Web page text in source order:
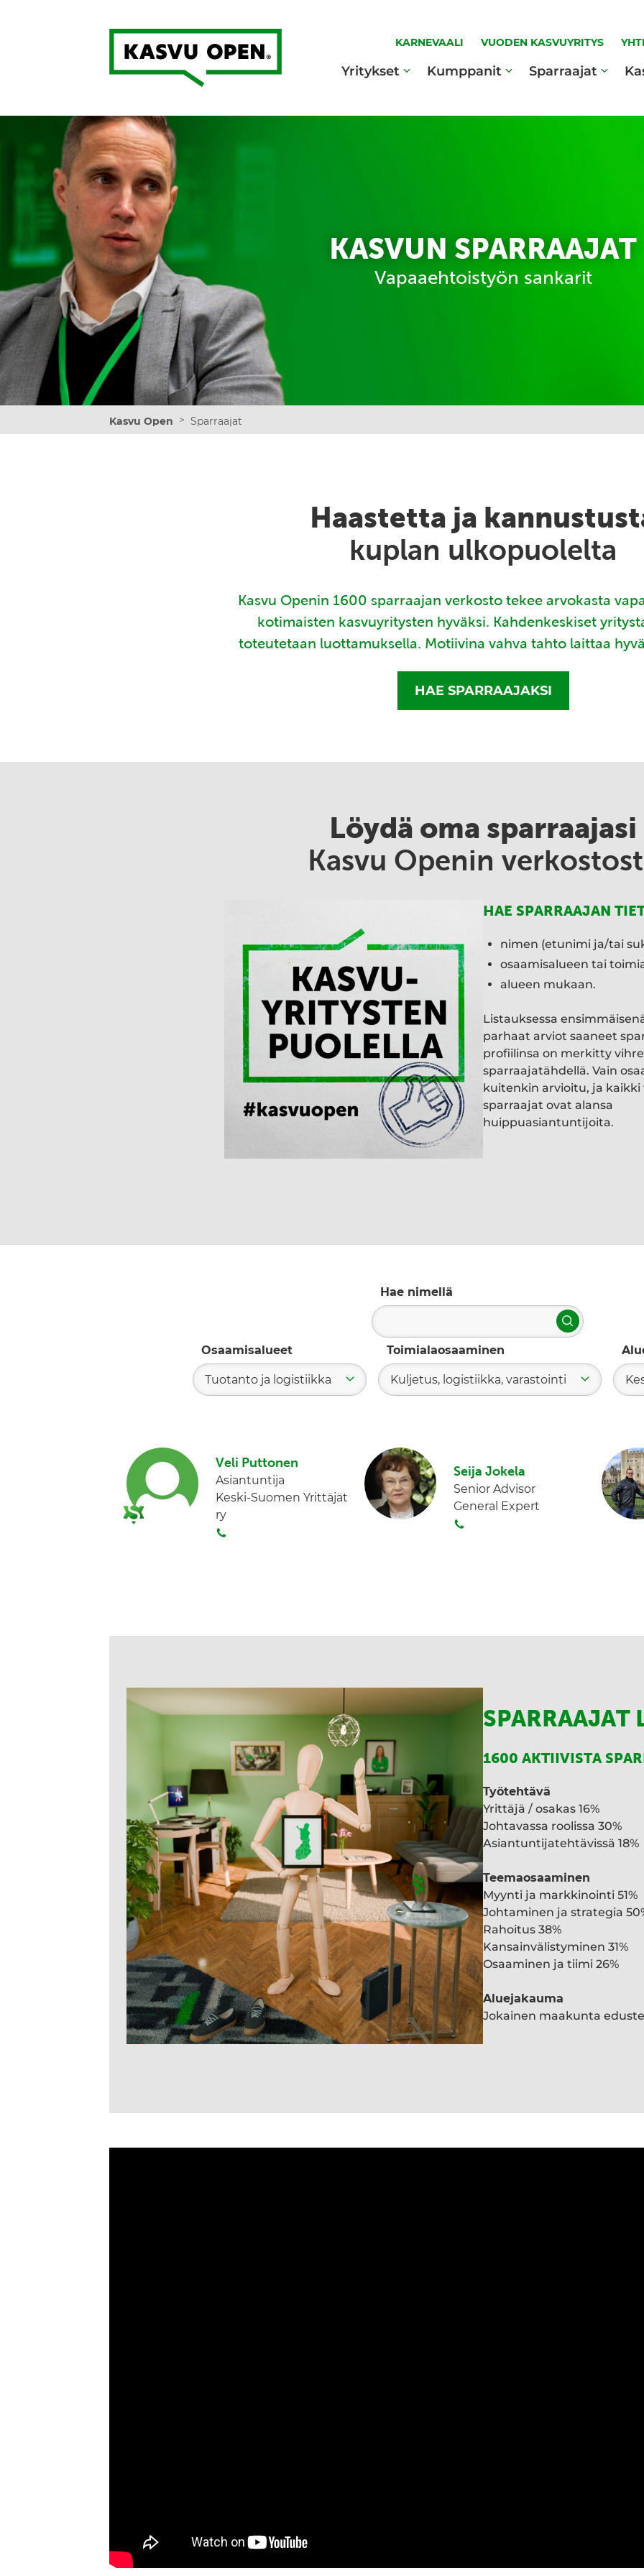
Kasvu Open
KARNEVAALI VUODEN KASVUYRITYS
Yritykset Kumppanit Sparraajat
KASVUN SPARRAAJAT
Vapaaehtoistyön sankarit
Kasvu Open > Sparraajat
Haastetta ja
kuplan ulkopuolelta
Kasvu Openin 1600 sparraajan verkosto tekee arvokasta
kotimaisten kasvuyritysten hyväksi. Kahdenkeskiset
toteutetaan luottamuksella. Motiivina vahva tahto laittaa
HAE SPARRAAJAKSI
Löydä oma sparraajasi
Kasvu Openin
HAE SPARRAAJAN
nimen (etunimi ja/tai
osaamisalueen tai
alueen mukaan.
Listauksessa
parhaat arviot saaneet
profiilinsa on merkitty
sparraajatähdellä. Vain
kuitenkin arvioitu, ja
sparraajat ovat alansa
huippuasiantuntijoita.
Hae nimellä
Hae
Osaamisalueet
Tuotanto ja logistiikka
Toimialaosaaminen
Kuljetus, logistiikka, varastointi
Veli Puttonen
Asiantuntija
Keski-Suomen Yrittäjät
ry
Seija Jokela
Senior Advisor
General Expert
SPARRAAJAT
1600 AKTIIVISTA
Työtehtävä
Yrittäjä / osakas 16%
Johtavassa roolissa 30%
Asiantuntijatehtävissä 18%
Teemaosaaminen
Myynti ja markkinointi 51%
Johtaminen ja strategia
Rahoitus 38%
Kansainvälistyminen 31%
Osaaminen ja tiimi 26%
Aluejakauma
Jokainen maakunta